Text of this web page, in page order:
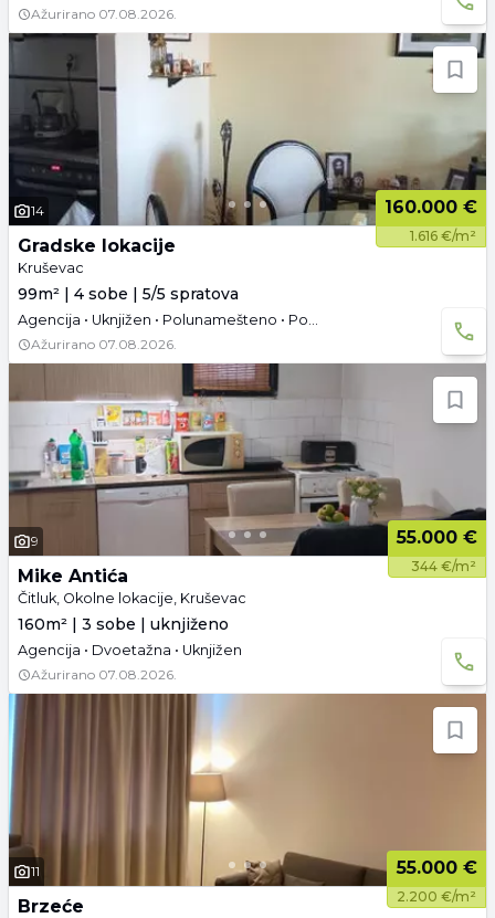
Ažurirano 07.08.2026.
14 160.000 €
1.616 €/m²
Gradske lokacije
Kruševac
99m² | 4 sobe | 5/5 spratova
Agencija • Uknjižen • Polunamešteno • Podrum
Ažurirano 07.08.2026.
9 55.000 €
344 €/m²
Mike Antića
Čitluk, Okolne lokacije, Kruševac
160m² | 3 sobe | uknjiženo
Agencija • Dvoetažna • Uknjižen
Ažurirano 07.08.2026.
11 55.000 €
2.200 €/m²
Brzeće